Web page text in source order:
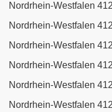
Nordrhein-Westfalen
Nordrhein-Westfalen
Nordrhein-Westfalen
Nordrhein-Westfalen
Nordrhein-Westfalen
Nordrhein-Westfalen